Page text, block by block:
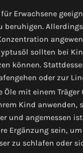
Erwachsene
sollten bei
können.
oder zur
Öle mit einem
Kind
und angemessen
Ergänzung sein,
zu schlafen oder